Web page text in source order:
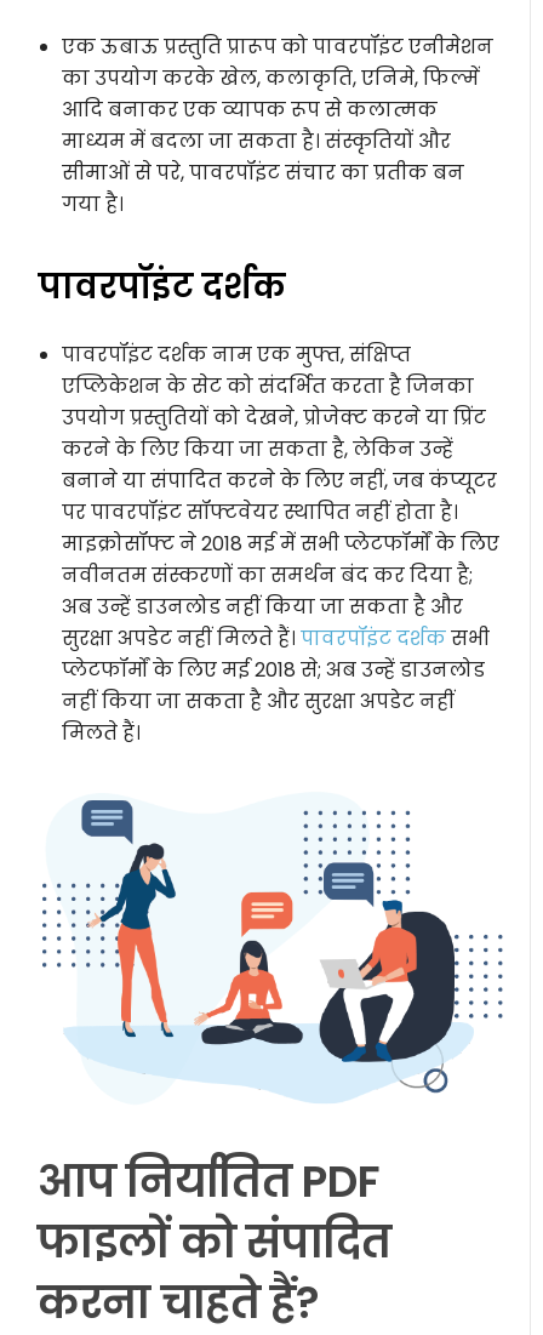
एक ऊबाऊ प्रस्तुति प्रारूप को पावरपॉइंट एनीमेशन
का उपयोग करके खेल, कलाकृति, एनिमे, फिल्में
आदि बनाकर एक व्यापक रूप से कलात्मक
माध्यम में बदला जा सकता है। संस्कृतियों और
सीमाओं से परे, पावरपॉइंट संचार का प्रतीक बन
गया है।
पावरपॉइंट दर्शक
पावरपॉइंट दर्शक नाम एक मुफ्त, संक्षिप्त
एप्लिकेशन के सेट को संदर्भित करता है जिनका
उपयोग प्रस्तुतियों को देखने, प्रोजेक्ट करने या प्रिंट
करने के लिए किया जा सकता है, लेकिन उन्हें
बनाने या संपादित करने के लिए नहीं, जब कंप्यूटर
पर पावरपॉइंट सॉफ्टवेयर स्थापित नहीं होता है।
माइक्रोसॉफ्ट ने 2018 मई में सभी प्लेटफॉर्मों के लिए
नवीनतम संस्करणों का समर्थन बंद कर दिया है;
अब उन्हें डाउनलोड नहीं किया जा सकता है और
सुरक्षा अपडेट नहीं मिलते हैं। पावरपॉइंट दर्शकसभी
प्लेटफॉर्मों के लिए मई 2018 से; अब उन्हें डाउनलोड
नहीं किया जा सकता है और सुरक्षा अपडेट नहीं
मिलते हैं।
आप निर्यातित PDF
फाइलों को संपादित
करना चाहते हैं?